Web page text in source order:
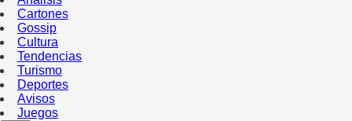
Cartones
Gossip
Cultura
Tendencias
Turismo
Deportes
Avisos
Juegos